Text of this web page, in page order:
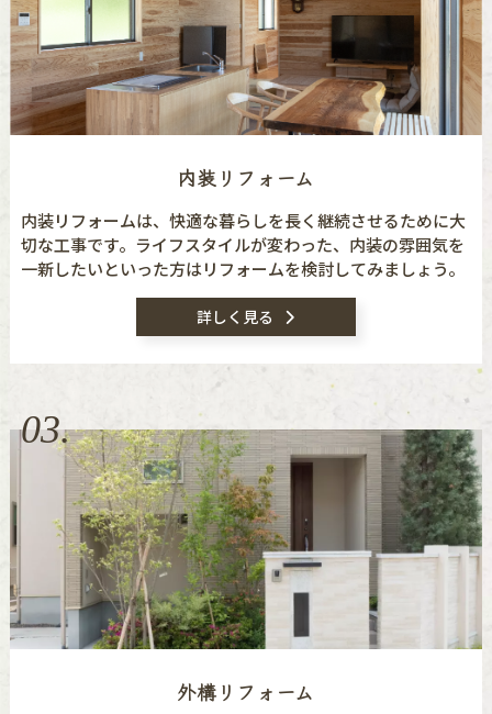
内装リフォーム
内装リフォームは、快適な暮らしを長く継続させるために大
切な工事です。ライフスタイルが変わった、内装の雰囲気を
一新したいといった方はリフォームを検討してみましょう。
詳しく見る
外構リフォーム
03.